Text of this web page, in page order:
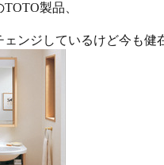
製品、
ンジしているけど今も健